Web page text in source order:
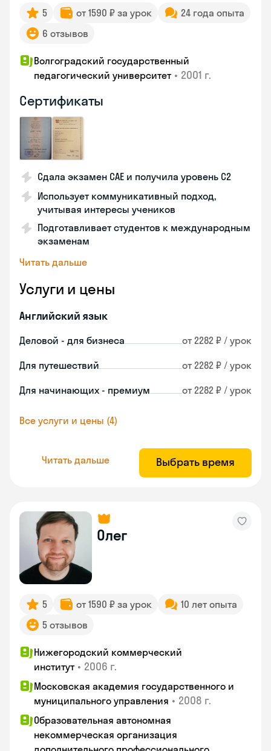
5 от 1590 ₽ за урок
24 года опыта
6 отзывов
Волгоградский государственный
педагогический университет • 2001 г.
Сертификаты
Сдала экзамен CAE и получила уровень С2
Использует коммуникативный подход,
учитывая интересы учеников
Подготавливает студентов к международным
экзаменам
Читать дальше
Услуги и цены
Английский язык
Деловой - для бизнеса от 2282 ₽ / урок
Для путешествий от 2282 ₽ / урок
Для начинающих - премиум от 2282 ₽ / урок
Все услуги и цены (4)
Читать дальше Выбрать время
Олег
5 от 1590 ₽ за урок
10 лет опыта
5 отзывов
Нижегородский коммерческий
институт • 2006 г.
Московская академия государственного и
муниципального управления • 2008 г.
Образовательная автономная
некоммерческая организация